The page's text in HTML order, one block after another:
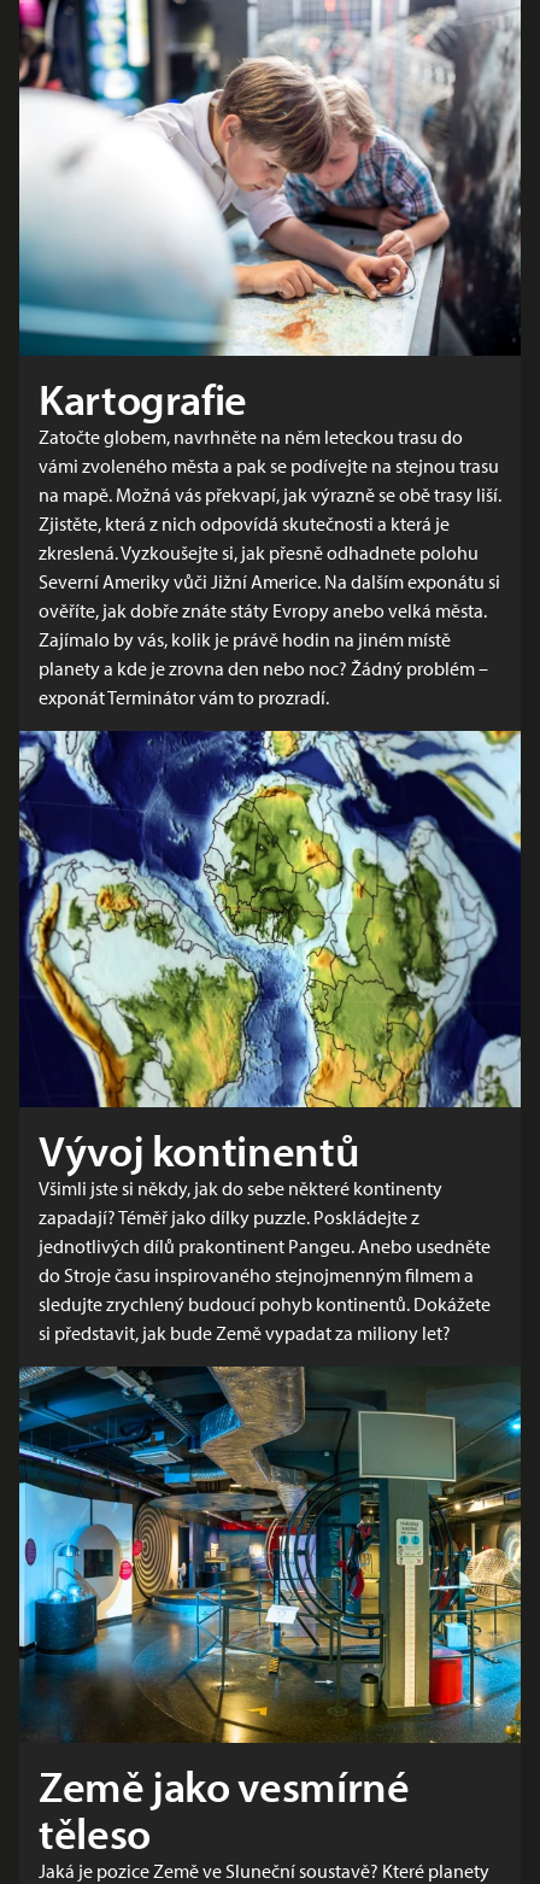
Kartografie
Zatočte globem, navrhněte na něm leteckou trasu do
vámi zvoleného města a pak se podívejte na stejnou trasu
na mapě. Možná vás překvapí, jak výrazně se obě trasy liší.
Zjistěte, která z nich odpovídá skutečnosti a která je
zkreslená. Vyzkoušejte si, jak přesně odhadnete polohu
Severní Ameriky vůči Jižní Americe. Na dalším exponátu si
ověříte, jak dobře znáte státy Evropy anebo velká města.
Zajímalo by vás, kolik je právě hodin na jiném místě
planety a kde je zrovna den nebo noc? Žádný problém –
exponát Terminátor vám to prozradí.
Vývoj kontinentů
Všimli jste si někdy, jak do sebe některé kontinenty
zapadají? Téměř jako dílky puzzle. Poskládejte z
jednotlivých dílů prakontinent Pangeu. Anebo usedněte
do Stroje času inspirovaného stejnojmenným filmem a
sledujte zrychlený budoucí pohyb kontinentů. Dokážete
si představit, jak bude Země vypadat za miliony let?
Země jako vesmírné
těleso
Jaká je pozice Země ve Sluneční soustavě? Které planety